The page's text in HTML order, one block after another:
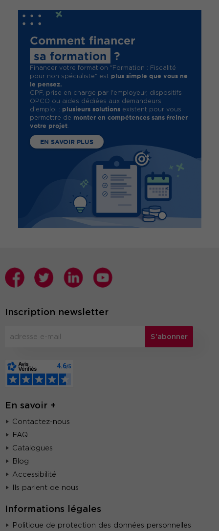
Comment financer
sa formation
?
Financer votre formation "Formation : Fiscalité
pour non spécialiste" est plus simple que vous ne
le pensez.
CPF, prise en charge par l'employeur, dispositifs
OPCO ou aides dédiées aux demandeurs
d'emploi : plusieurs solutionsexistent pour vous
permettre de monter en compétences sans freiner
votre projet.
EN SAVOIR PLUS
Inscription newsletter
S'abonner
En savoir +
Contactez-nous
FAQ
Catalogues
Blog
Accessibilité
Ils parlent de nous
Informations légales
Politique de protection des données personnelles